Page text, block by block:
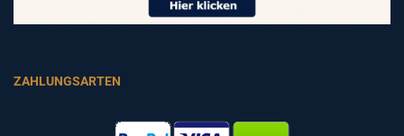
ZAHLUNGSARTEN